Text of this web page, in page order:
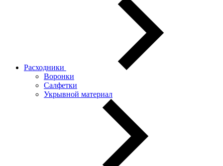
Расходники
Воронки
Салфетки
Укрывной материал